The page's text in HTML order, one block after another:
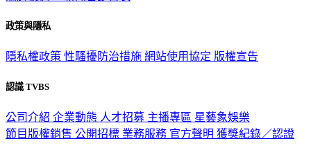
政策與隱私
隱私權政策 性騷擾防治措施 網站使用協定 版權宣告
認識 TVBS
公司介紹 企業動態 人才招募 主播專區 星藝象娛樂
節目版權銷售 公開招標 業務服務 官方聲明 獲獎紀錄／認證